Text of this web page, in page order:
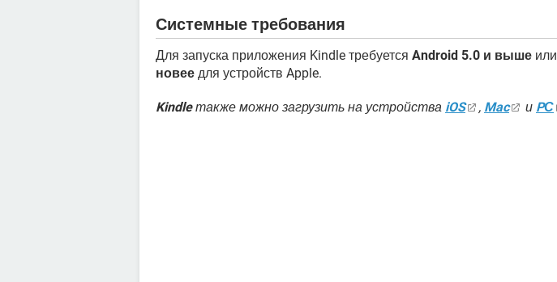
Системные требования
Для запуска приложения Kindle требуется Android 5.0 и выше или
новее для устройств Apple.
Kindleтакже можно загрузить на устройства iOS , Mac и PС